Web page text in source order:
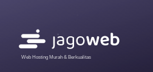
Web Hosting Murah & Berkualitas